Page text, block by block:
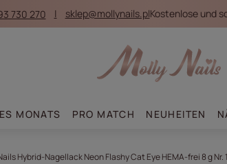
730 270 sklep@mollynails.plKostenlose und
MONATS PRO MATCH NEUHEITEN
Hybrid-Nagellack Neon Flashy Cat Eye HEMA-frei 8 g Nr.